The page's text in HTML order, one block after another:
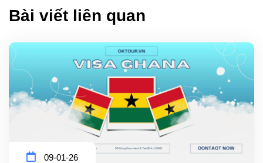
Bài viết liên quan
09-01-26